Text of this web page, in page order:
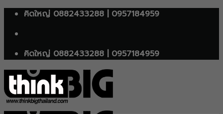
Skip
content
คิดใหญ่ 0882433288 | 0957184959
คิดใหญ่ 0882433288 | 0957184959